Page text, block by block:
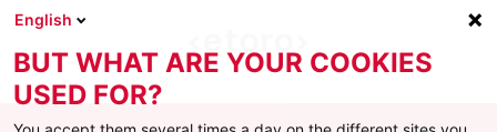
English
BUT WHAT ARE YOUR COOKIES
USED FOR?